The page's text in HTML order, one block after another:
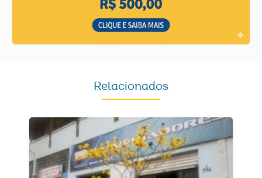
Relacionados